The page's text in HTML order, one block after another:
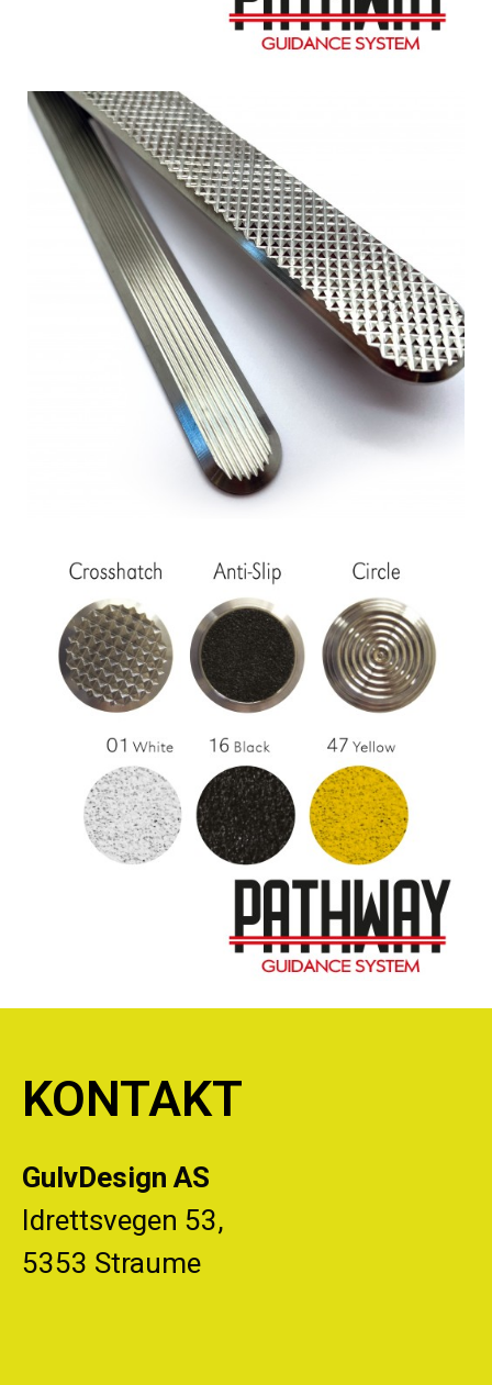
KONTAKT
GulvDesign AS
Idrettsvegen 53,
5353 Straume